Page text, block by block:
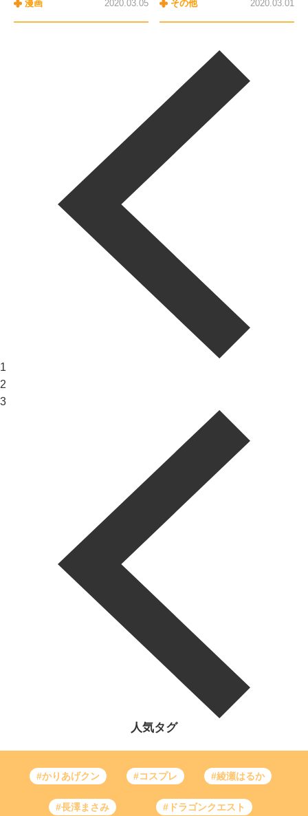
漫画 2020.03.05 その他 2020.03.01
1
2
3
人気タグ
#かりあげクン #コスプレ #綾瀬はるか
#長澤まさみ #ドラゴンクエスト